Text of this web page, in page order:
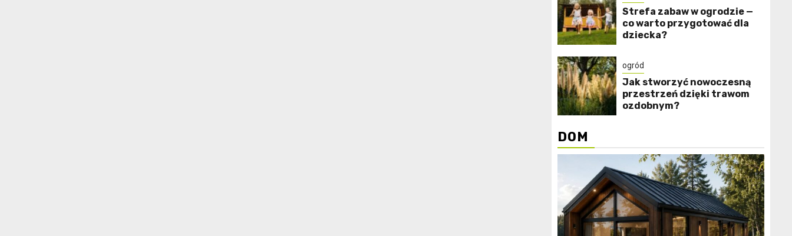
Strefa zabaw w ogrodzie —
co warto przygotować dla
dziecka?
ogród
Jak stworzyć nowoczesną
przestrzeń dzięki trawom
ozdobnym?
DOM